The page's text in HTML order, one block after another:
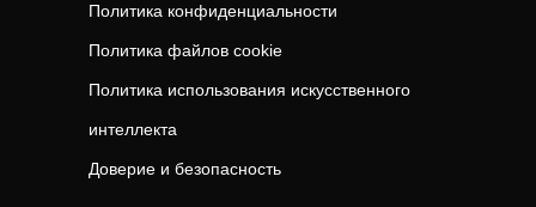
Политика конфиденциальности
Политика файлов cookie
Политика использования искусственного
интеллекта
Доверие и безопасность